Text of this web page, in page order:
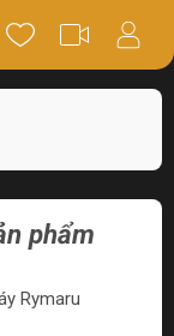
phẩm
Rymaru